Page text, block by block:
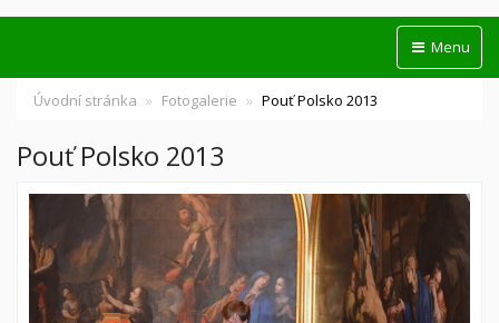
Menu
Úvodní stránka Fotogalerie Pouť Polsko 2013
Pouť Polsko 2013